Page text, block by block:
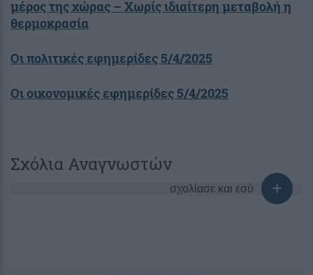
μέρος της χώρας – Χωρίς ιδιαίτερη μεταβολή η
θερμοκρασία
Οι πολιτικές εφημερίδες 5/4/2025
Οι οικονομικές εφημερίδες 5/4/2025
Σχόλια Αναγνωστών
σχολίασε και εσύ